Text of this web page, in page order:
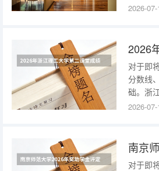
可追溯
学费标
2026-
对于即
分数线
础。浙
可追溯
及未来
2026-
对于即